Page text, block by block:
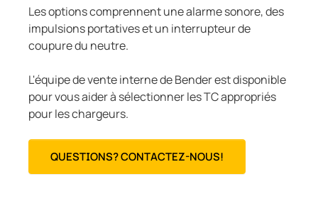
Les options comprennent une alarme sonore, des
impulsions portatives et un interrupteur de
coupure du neutre.
L'équipe de vente interne de Bender est disponible
pour vous aider à sélectionner les TC appropriés
pour les chargeurs.
QUESTIONS? CONTACTEZ-NOUS!